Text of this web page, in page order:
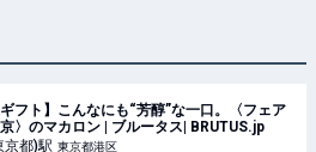
ギフト】こんなにも“芳醇”な一口。〈フェア
〉のマカロン | ブルータス| BRUTUS.jp
京都)駅 東京都港区